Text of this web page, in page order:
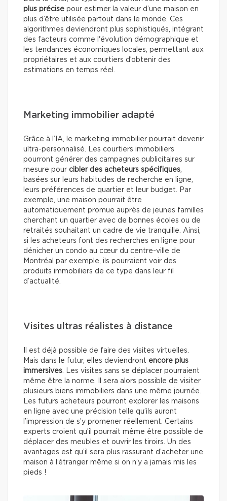
plus précise pour estimer la valeur d’une maison en
plus d’être utilisée partout dans le monde. Ces
algorithmes deviendront plus sophistiqués, intégrant
des facteurs comme l'évolution démographique et
les tendances économiques locales, permettant aux
propriétaires et aux courtiers d’obtenir des
estimations en temps réel.
Marketing immobilier adapté
Grâce à l’IA, le marketing immobilier pourrait devenir
ultra-personnalisé. Les courtiers immobiliers
pourront générer des campagnes publicitaires sur
mesure pour cibler des acheteurs spécifiques
basées sur leurs habitudes de recherche en ligne,
leurs préférences de quartier et leur budget. Par
exemple, une maison pourrait être
automatiquement promue auprès de jeunes familles
cherchant un quartier avec de bonnes écoles ou de
retraités souhaitant un cadre de vie tranquille. Ainsi,
si les acheteurs font des recherches en ligne pour
dénicher un condo au cœur du centre-ville de
Montréal par exemple, ils pourraient voir des
produits immobiliers de ce type dans leur fil
d’actualité.
Visites ultras réalistes à distance
Il est déjà possible de faire des visites virtuelles.
Mais dans le futur, elles deviendront encore plus
immersives . Les visites sans se déplacer pourraient
même être la norme. Il sera alors possible de visiter
plusieurs biens immobiliers dans une même journée.
Les futurs acheteurs pourront explorer les maisons
en ligne avec une précision telle qu’ils auront
l’impression de s’y promener réellement. Certains
experts croient qu’il pourrait même être possible de
déplacer des meubles et ouvrir les tiroirs. Un des
avantages est qu’il sera plus rassurant d’acheter une
maison à l’étranger même si on n’y a jamais mis les
pieds !